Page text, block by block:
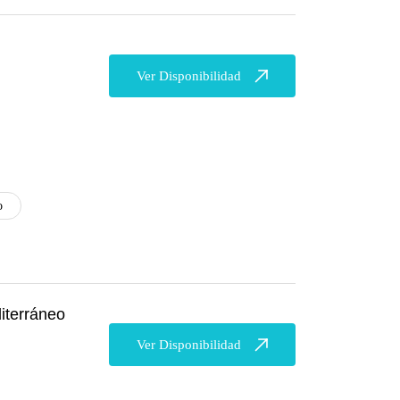
Ver Disponibilidad
Ver Disponibilidad